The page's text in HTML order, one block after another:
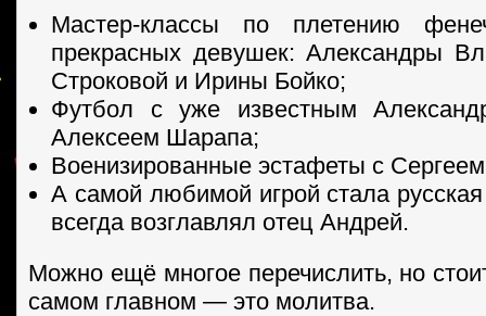
Мастер-классы по плетению
прекрасных девушек: Александры
Строковой и Ирины Бойко;
Футбол с уже известным
Алексеем Шарапа;
Военизированные эстафеты с
А самой любимой игрой стала
всегда возглавлял отец Андрей.
Можно ещё многое перечислить, но
самом главном — это молитва.